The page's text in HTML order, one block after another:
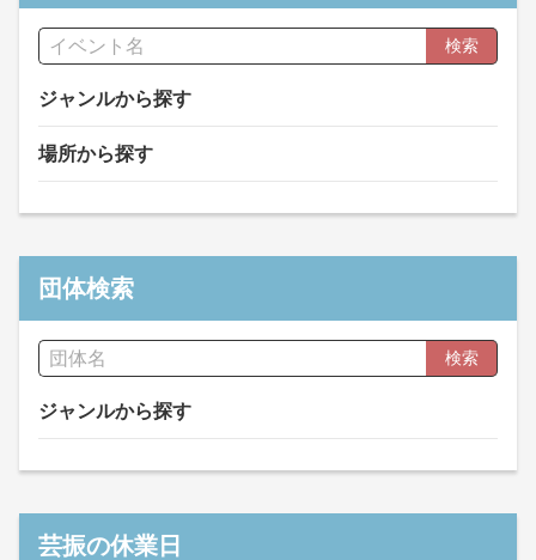
検索
ジャンルから探す
場所から探す
団体検索
検索
ジャンルから探す
芸振の休業日